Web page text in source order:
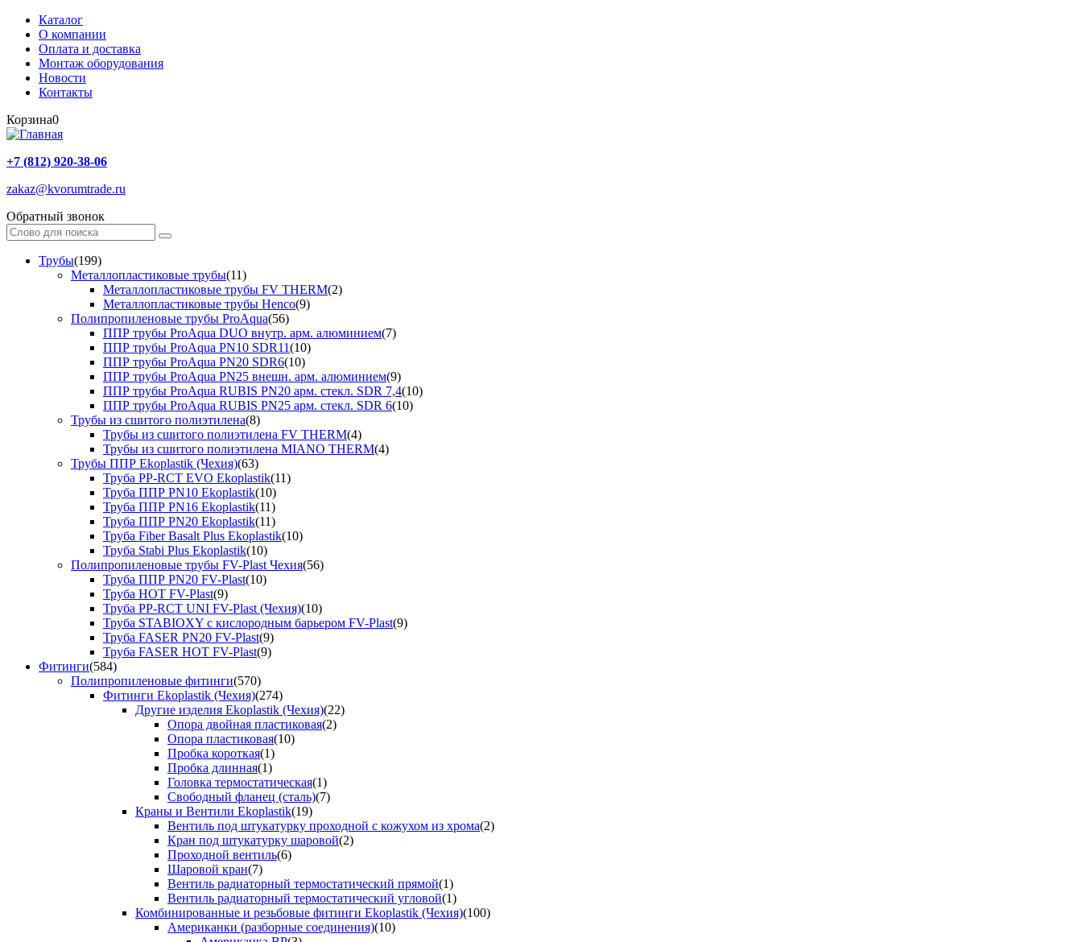
Каталог
О компании
Оплата и доставка
Монтаж оборудования
Новости
Контакты
Корзина0
+7 (812) 920-38-06
zakaz@kvorumtrade.ru
Обратный звонок
Трубы(199)
Металлопластиковые трубы(11)
Металлопластиковые трубы FV THERM(2)
Металлопластиковые трубы Henco(9)
Полипропиленовые трубы ProAqua(56)
ППР трубы ProAqua DUO внутр. арм. алюминием(7)
ППР трубы ProAqua PN10 SDR11(10)
ППР трубы ProAqua PN20 SDR6(10)
ППР трубы ProAqua PN25 внешн. арм. алюминием(9)
ППР трубы ProAqua RUBIS PN20 арм. стекл. SDR 7,4(10)
ППР трубы ProAqua RUBIS PN25 арм. стекл. SDR 6(10)
Трубы из сшитого полиэтилена(8)
Трубы из сшитого полиэтилена FV THERM(4)
Трубы из сшитого полиэтилена MIANO THERM(4)
Трубы ППР Ekoplastik (Чехия)(63)
Труба PP-RCT EVO Ekoplastik(11)
Труба ППР PN10 Ekoplastik(10)
Труба ППР PN16 Ekoplastik(11)
Труба ППР PN20 Ekoplastik(11)
Труба Fiber Basalt Plus Ekoplastik(10)
Труба Stabi Plus Ekoplastik(10)
Полипропиленовые трубы FV-Plast Чехия(56)
Труба ППР PN20 FV-Plast(10)
Труба HOT FV-Plast(9)
Труба PP-RCT UNI FV-Plast (Чехия)(10)
Труба STABIOXY с кислородным барьером FV-Plast(9)
Труба FASER PN20 FV-Plast(9)
Труба FASER HOT FV-Plast(9)
Фитинги(584)
Полипропиленовые фитинги(570)
Фитинги Ekoplastik (Чехия)(274)
Другие изделия Ekoplastik (Чехия)(22)
Опора двойная пластиковая(2)
Опора пластиковая(10)
Пробка короткая(1)
Пробка длинная(1)
Головка термостатическая(1)
Свободный фланец (сталь)(7)
Краны и Вентили Ekoplastik(19)
Вентиль под штукатурку проходной с кожухом из хрома(2)
Кран под штукатурку шаровой(2)
Проходной вентиль(6)
Шаровой кран(7)
Вентиль радиаторный термостатический прямой(1)
Вентиль радиаторный термостатический угловой(1)
Комбинированные и резьбовые фитинги Ekoplastik (Чехия)(100)
Американки (разборные соединения)(10)